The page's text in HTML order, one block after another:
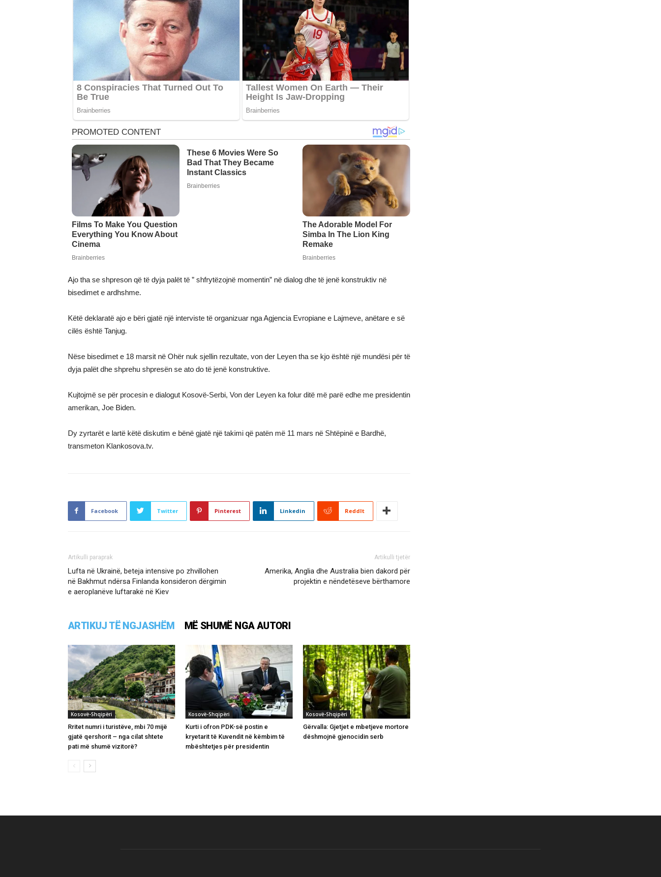
Ajo tha se shpreson që të dyja palët të ” shfrytëzojnë momentin” në dialog dhe të jenë konstruktiv në
bisedimet e ardhshme.
Këtë deklaratë ajo e bëri gjatë një interviste të organizuar nga Agjencia Evropiane e Lajmeve, anëtare e së
cilës është Tanjug.
Nëse bisedimet e 18 marsit në Ohër nuk sjellin rezultate, von der Leyen tha se kjo është një mundësi për të
dyja palët dhe shprehu shpresën se ato do të jenë konstruktive.
Kujtojmë se për procesin e dialogut Kosovë-Serbi, Von der Leyen ka folur ditë më parë edhe me presidentin
amerikan, Joe Biden.
Dy zyrtarët e lartë këtë diskutim e bënë gjatë një takimi që patën më 11 mars në Shtëpinë e Bardhë,
transmeton Klankosova.tv.
Facebook Twitter Pinterest Linkedin ReddIt
Artikulli paraprak
Lufta në Ukrainë, beteja intensive po zhvillohen
në Bakhmut ndërsa Finlanda konsideron dërgimin
e aeroplanëve luftarakë në Kiev
Artikulli tjetër
Amerika, Anglia dhe Australia bien dakord për
projektin e nëndetëseve bërthamore
ARTIKUJ TË NGJASHËM MË SHUMË NGA AUTORI
Kosovë-Shqipëri
Rritet numri i turistëve, mbi 70 mijë
gjatë qershorit – nga cilat shtete
pati më shumë vizitorë?
Kosovë-Shqipëri
Kurti i ofron PDK-së postin e
kryetarit të Kuvendit në këmbim të
mbështetjes për presidentin
Kosovë-Shqipëri
Gërvalla: Gjetjet e mbetjeve mortore
dëshmojnë gjenocidin serb